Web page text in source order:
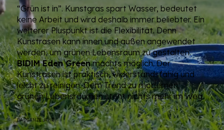
“Grün ist in”. Kunstgras spart Wasser, bedeutet
keine Arbeit und wird deshalb immer beliebter. Ein
weiterer Pluspunkt ist die Flexibilität. Denn
Kunstrasen kann innen und außen angewendet
werden, um grünen Lebensraum zu gestalten.
BIDIM Eden Greenmachts möglich. Der
Kunstrasen ist praktisch, widerstandsfähig und
leicht zu reinigen. Dem Trend zu modernen,
grünen Lebensräumen steht nichts mehr im Weg.
DAS GANZE JAHR